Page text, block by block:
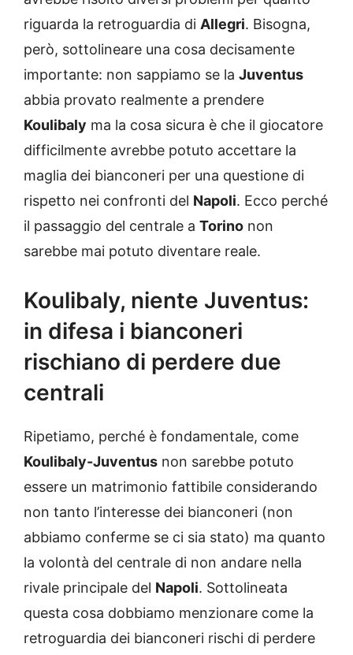
riguarda la retroguardia di Allegri. Bisogna,
però, sottolineare una cosa decisamente
importante: non sappiamo se la Juventus
abbia provato realmente a prendere
Koulibaly ma la cosa sicura è che il giocatore
difficilmente avrebbe potuto accettare la
maglia dei bianconeri per una questione di
rispetto nei confronti del Napoli. Ecco perché
il passaggio del centrale a Torino non
sarebbe mai potuto diventare reale.
Koulibaly, niente Juventus:
in difesa i bianconeri
rischiano di perdere due
centrali
Ripetiamo, perché è fondamentale, come
Koulibaly-Juventus non sarebbe potuto
essere un matrimonio fattibile considerando
non tanto l’interesse dei bianconeri (non
abbiamo conferme se ci sia stato) ma quanto
la volontà del centrale di non andare nella
rivale principale del Napoli. Sottolineata
questa cosa dobbiamo menzionare come la
retroguardia dei bianconeri rischi di perdere